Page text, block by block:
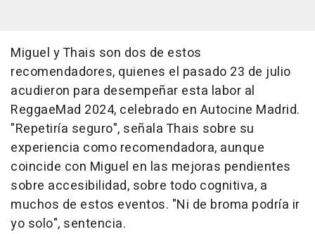
Miguel y Thais son dos de estos
recomendadores, quienes el pasado 23 de julio
acudieron para desempeñar esta labor al
ReggaeMad 2024, celebrado en Autocine Madrid.
"Repetiría seguro", señala Thais sobre su
experiencia como recomendadora, aunque
coincide con Miguel en las mejoras pendientes
sobre accesibilidad, sobre todo cognitiva, a
muchos de estos eventos. "Ni de broma podría ir
yo solo", sentencia.